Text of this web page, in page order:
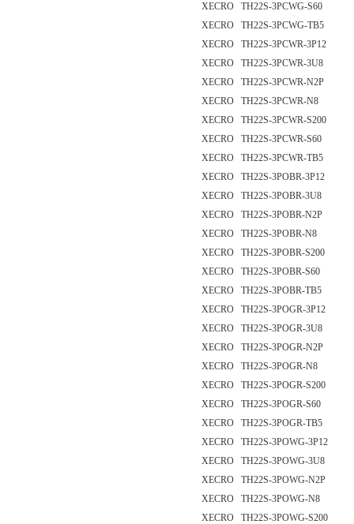
XECRO TH22S-3PCWG-S60
XECRO TH22S-3PCWG-TB5
XECRO TH22S-3PCWR-3P12
XECRO TH22S-3PCWR-3U8
XECRO TH22S-3PCWR-N2P
XECRO TH22S-3PCWR-N8
XECRO TH22S-3PCWR-S200
XECRO TH22S-3PCWR-S60
XECRO TH22S-3PCWR-TB5
XECRO TH22S-3POBR-3P12
XECRO TH22S-3POBR-3U8
XECRO TH22S-3POBR-N2P
XECRO TH22S-3POBR-N8
XECRO TH22S-3POBR-S200
XECRO TH22S-3POBR-S60
XECRO TH22S-3POBR-TB5
XECRO TH22S-3POGR-3P12
XECRO TH22S-3POGR-3U8
XECRO TH22S-3POGR-N2P
XECRO TH22S-3POGR-N8
XECRO TH22S-3POGR-S200
XECRO TH22S-3POGR-S60
XECRO TH22S-3POGR-TB5
XECRO TH22S-3POWG-3P12
XECRO TH22S-3POWG-3U8
XECRO TH22S-3POWG-N2P
XECRO TH22S-3POWG-N8
XECRO TH22S-3POWG-S200